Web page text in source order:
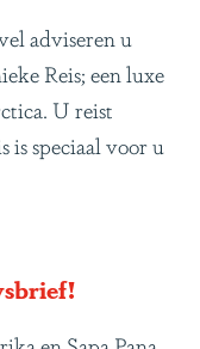
adviseren u
Reis; een luxe
U reist
is speciaal voor u